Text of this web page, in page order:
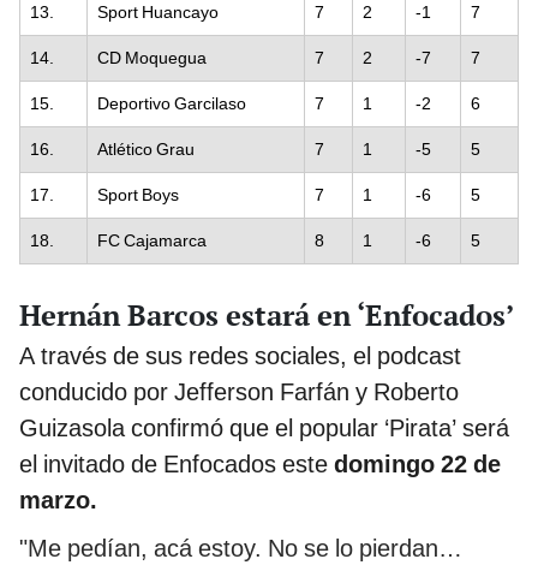
13. Sport Huancayo 7 2 -1 7
14. CD Moquegua 7 2 -7 7
15. Deportivo Garcilaso 7 1 -2 6
16. Atlético Grau 7 1 -5 5
17. Sport Boys 7 1 -6 5
18. FC Cajamarca 8 1 -6 5
Hernán Barcos estará en ‘Enfocados’
A través de sus redes sociales, el podcast
conducido por Jefferson Farfán y Roberto
Guizasola confirmó que el popular ‘Pirata’ será
el invitado de Enfocados este domingo 22 de
marzo.
"Me pedían, acá estoy. No se lo pierdan…